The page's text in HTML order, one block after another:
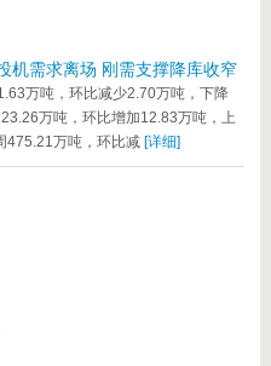
机需求离场 刚需支撑降库收窄
万吨，环比减少2.70万吨，下降
万吨，环比增加12.83万吨，上
475.21万吨，环比减 [详细]